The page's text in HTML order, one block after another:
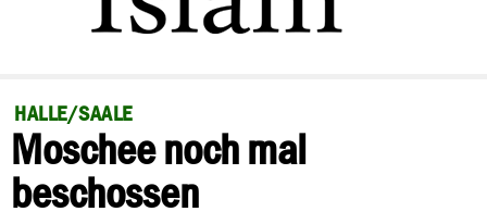
GESELLSCHAFT
RECHT
FEUILLETON
HALLE/SAALE
Moschee noch mal
beschossen